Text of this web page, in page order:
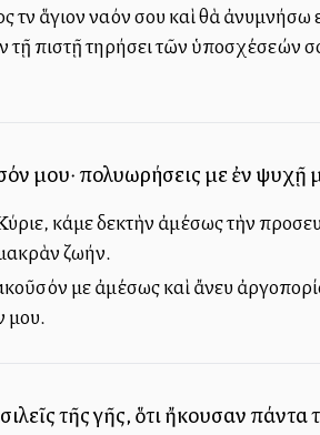
ἅγιον ναόν σου καὶ θὰ ἀνυμνήσω
τῇ πιστῇ τηρήσει τῶν ὑποσχέσεών
μου· πολυωρήσεις με ἐν ψυχῇ
κάμε δεκτὴν ἀμέσως τὴν
ζωήν.
με ἀμέσως καὶ ἄνευ
μου.
τῆς γῆς, ὅτι ἤκουσαν πάντα